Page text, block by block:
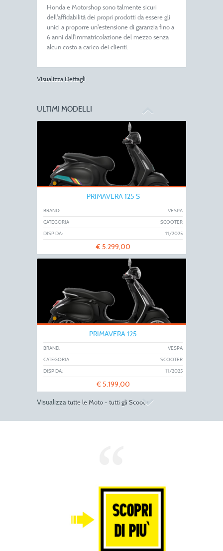
Honda e Motorshop sono talmente sicuri
dell'affidabilità dei propri prodotti da essere gli
unici a proporre un'estensione di garanzia fino a
6 anni dall'immatricolazione del mezzo senza
alcun costo a carico dei clienti.
Visualizza Dettagli
ULTIMI MODELLI
PRIMAVERA 125 S
BRAND:
VESPA
CATEGORIA
SCOOTER
DISP DA:
11/2025
€ 5.299,00
PRIMAVERA 125
BRAND:
VESPA
CATEGORIA
SCOOTER
DISP DA:
11/2025
€ 5.199,00
KAWASAKI
Visualizza tutte le Moto- tutti gli Scooter